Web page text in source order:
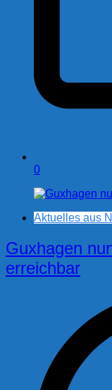
0
Aktuelles aus
Guxhagen
erreichbar